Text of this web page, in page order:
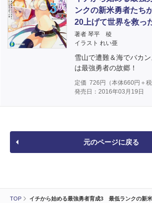
TOP イチから始める最強勇者育成3 最低ランクの新
ンクの新米勇者たち
20上げて世界を救っ
著者 琴平 稜
イラスト れい亜
雪山で遭難＆海でバカ
は最強勇者の故郷！
定価 726 円（本体660円＋税
発売日：2016年03月19日
元のページに戻る